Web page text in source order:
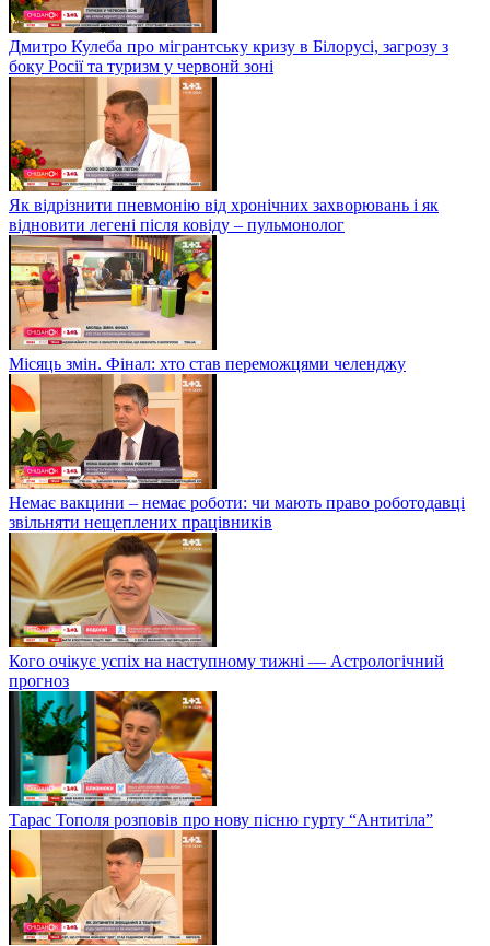
Дмитро Кулеба про мігрантську кризу в Білорусі, загрозу з
боку Росії та туризм у червонй зоні
Як відрізнити пневмонію від хронічних захворювань і як
відновити легені після ковіду – пульмонолог
Місяць змін. Фінал: хто став переможцями челенджу
Немає вакцини – немає роботи: чи мають право роботодавці
звільняти нещеплених працівників
Кого очікує успіх на наступному тижні — Астрологічний
прогноз
Тарас Тополя розповів про нову пісню гурту “Антитіла”